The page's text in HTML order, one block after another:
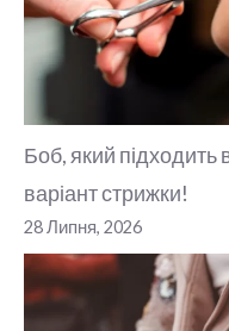
Боб, який підходить
варіант стрижки!
28 Липня, 2026